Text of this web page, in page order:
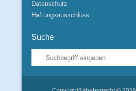
Datenschutz
Haftungsausschluss
Suche
Suche